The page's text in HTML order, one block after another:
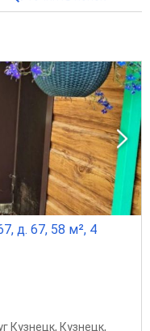
д. 67, 58 м², 4
Кузнецк, Кузнецк,